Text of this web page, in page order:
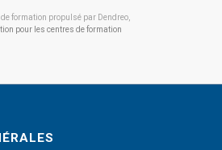
formation propulsé par Dendreo,
pour les centres de formation